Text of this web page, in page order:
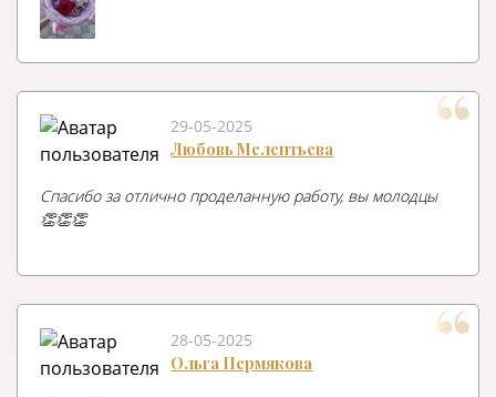
29-05-2025
Любовь Мелентьева
Спасибо за отлично проделанную работу, вы молодцы
👏👏👏
28-05-2025
Ольга Пермякова